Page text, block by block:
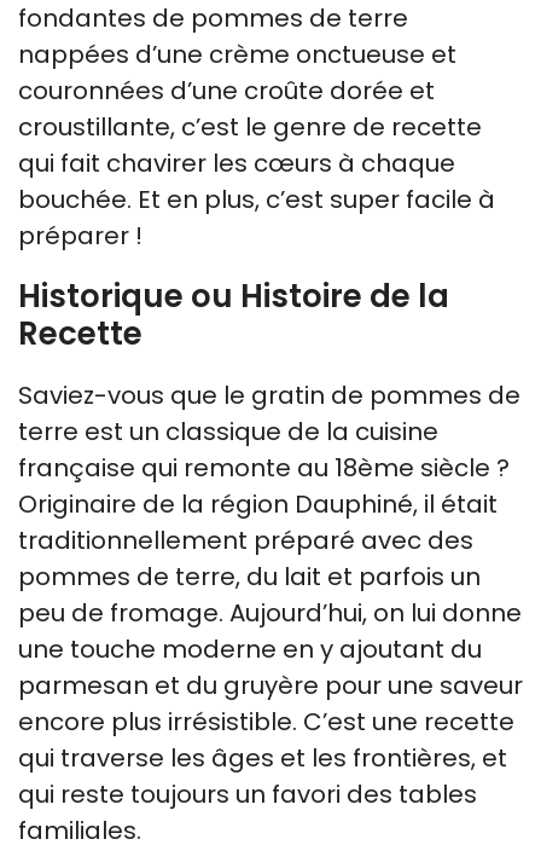
fondantes de pommes de terre
nappées d’une crème onctueuse et
couronnées d’une croûte dorée et
croustillante, c’est le genre de recette
qui fait chavirer les cœurs à chaque
bouchée. Et en plus, c’est super facile à
préparer !
Historique ou Histoire de la
Recette
Saviez-vous que le gratin de pommes de
terre est un classique de la cuisine
française qui remonte au 18ème siècle ?
Originaire de la région Dauphiné, il était
traditionnellement préparé avec des
pommes de terre, du lait et parfois un
peu de fromage. Aujourd’hui, on lui donne
une touche moderne en y ajoutant du
parmesan et du gruyère pour une saveur
encore plus irrésistible. C’est une recette
qui traverse les âges et les frontières, et
qui reste toujours un favori des tables
familiales.